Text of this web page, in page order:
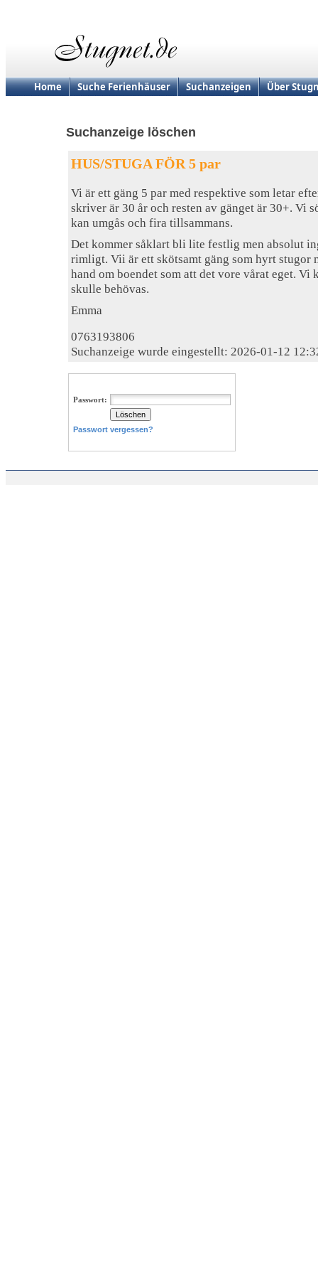
Home Suche Ferienhäuser Suchanzeigen Über
Suchanzeige löschen
HUS/STUGA FÖR 5 par
Vi är ett gäng 5 par med respektive som letar
skriver är 30 år och resten av gänget är 30+. Vi
kan umgås och fira tillsammans.
Det kommer såklart bli lite festlig men absolut
rimligt. Vii är ett skötsamt gäng som hyrt stugor
hand om boendet som att det vore vårat eget. Vi
skulle behövas.
Emma
0763193806
Suchanzeige wurde eingestellt: 2026-01-12
Passwort:
Passwort vergessen?